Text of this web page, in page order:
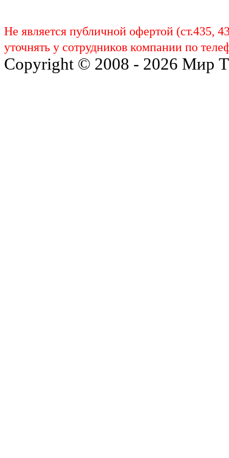
Не является публичной офертой (ст.435,
уточнять у сотрудников компании по
Copyright © 2008 - 2026 Мир